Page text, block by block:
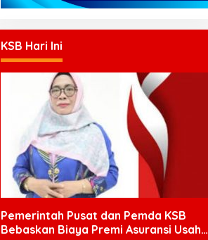
KSB Hari Ini
Pemerintah Pusat dan Pemda KSB
Bebaskan Biaya Premi Asuransi Usaha